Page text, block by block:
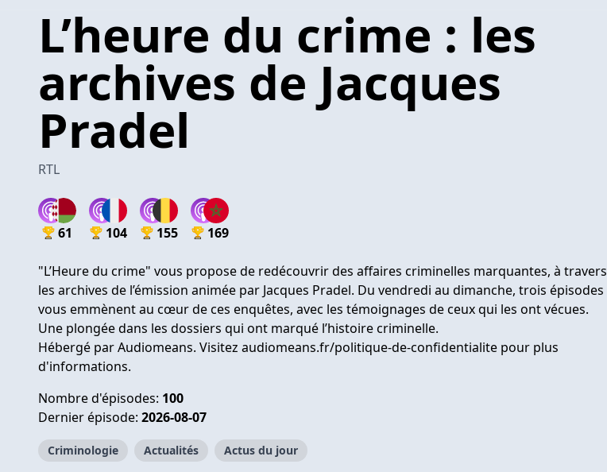
L’heure du crime : les
archives de Jacques
Pradel
RTL
61 104 155 169
"L’Heure du crime" vous propose de redécouvrir des affaires criminelles marquantes, à travers
les archives de l’émission animée par Jacques Pradel. Du vendredi au dimanche, trois épisodes
vous emmènent au cœur de ces enquêtes, avec les témoignages de ceux qui les ont vécues.
Une plongée dans les dossiers qui ont marqué l’histoire criminelle.
Hébergé par Audiomeans. Visitez audiomeans.fr/politique-de-confidentialite pour plus
d'informations.
Nombre d'épisodes: 100
Dernier épisode: 2026-08-07
Criminologie Actualités Actus du jour